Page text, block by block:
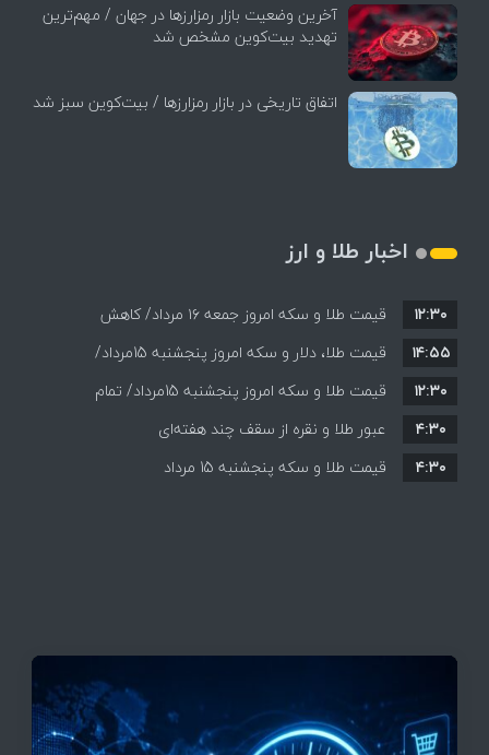
آخرین وضعیت بازار رمزارزها در جهان / مهم‌ترین
تهدید بیت‌کوین مشخص شد
اتفاق تاریخی در بازار رمزارزها / بیت‌کوین سبز شد
اخبار طلا و ارز
قیمت طلا و سکه امروز جمعه ۱۶ مرداد/ کاهش
قیمت ها+ جدول و جزییات
۱۲:۳۰
قیمت طلا، دلار و سکه امروز پنجشنبه 15مرداد/
افزایش قیمت ها + جدول
۱۴:۵۵
قیمت طلا و سکه امروز پنجشنبه 15مرداد/ تمام
قیمت ها بر مدار افزایش + جدول
۱۲:۳۰
عبور طلا و نقره از سقف چند هفته‌ای
۴:۳۰
قیمت طلا و سکه پنجشنبه 15 مرداد
۴:۳۰